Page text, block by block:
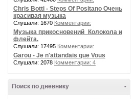
Chris Botti - Steps Of Positano Очень
красивая музыка
Слушали: 1670 Комментарии:
Музыка прикосновений_Колокола и
флейта.
Слушали: 17495 Комментарии:
Garou - Je n'attandais que Vous
Слушали: 2078 Комментарии: 4
-
Поиск по дневнику